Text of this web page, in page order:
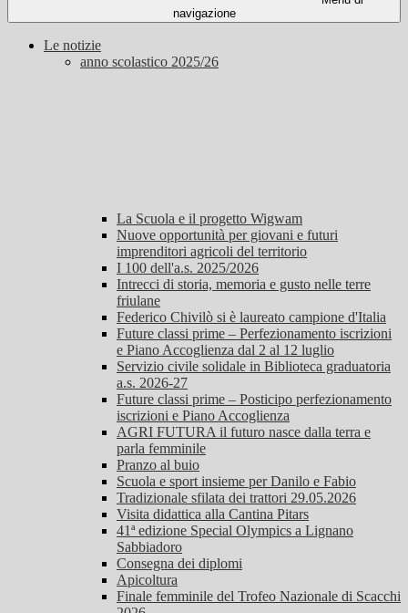
navigazione
Le notizie
anno scolastico 2025/26
La Scuola e il progetto Wigwam
Nuove opportunità per giovani e futuri
imprenditori agricoli del territorio
I 100 dell'a.s. 2025/2026
Intrecci di storia, memoria e gusto nelle terre
friulane
Federico Chivilò si è laureato campione d'Italia
Future classi prime – Perfezionamento iscrizioni
e Piano Accoglienza dal 2 al 12 luglio
Servizio civile solidale in Biblioteca graduatoria
a.s. 2026-27
Future classi prime – Posticipo perfezionamento
iscrizioni e Piano Accoglienza
AGRI FUTURA il futuro nasce dalla terra e
parla femminile
Pranzo al buio
Scuola e sport insieme per Danilo e Fabio
Tradizionale sfilata dei trattori 29.05.2026
Visita didattica alla Cantina Pitars
41ª edizione Special Olympics a Lignano
Sabbiadoro
Consegna dei diplomi
Apicoltura
Finale femminile del Trofeo Nazionale di Scacchi